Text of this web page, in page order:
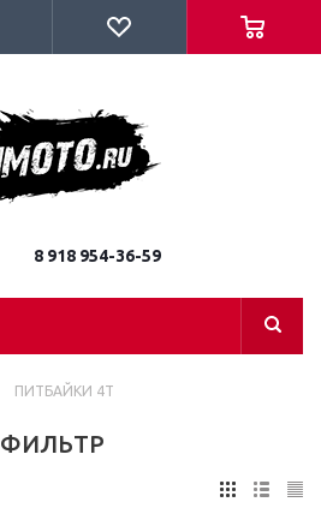
8 918 954-36-59
ПИТБАЙКИ 4Т
ФИЛЬТР